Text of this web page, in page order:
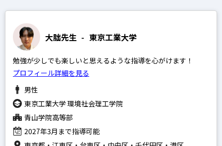
大朏先生 - 東京工業大学
勉強が少しでも楽しいと思えるような指導を心がけます！
プロフィール詳細を見る
男性
東京工業大学 環境社会理工学院
青山学院高等部
2027年3月まで指導可能